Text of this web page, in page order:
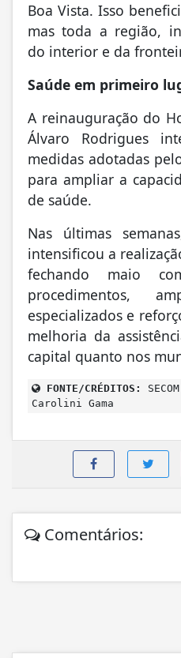
Boa Vista. Isso
mas toda a região,
do interior e da
Saúde em primeiro
A reinauguração do
Álvaro Rodrigues
medidas adotadas
para ampliar a
de saúde.
Nas últimas
intensificou a
fechando maio
procedimentos,
especializados e
melhoria da
capital quanto nos
FONTE/CRÉDITOS:
Carolini Gama
Comentários: